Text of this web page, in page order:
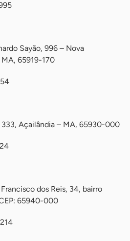
Sayão, 996 – Nova
65919-170
333, Açailândia – MA, 65930-000
dos Reis, 34, bairro
65940-000